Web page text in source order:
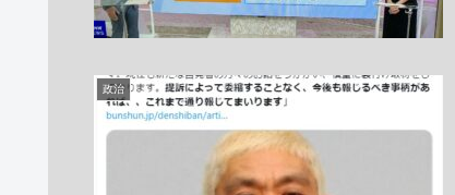
政治